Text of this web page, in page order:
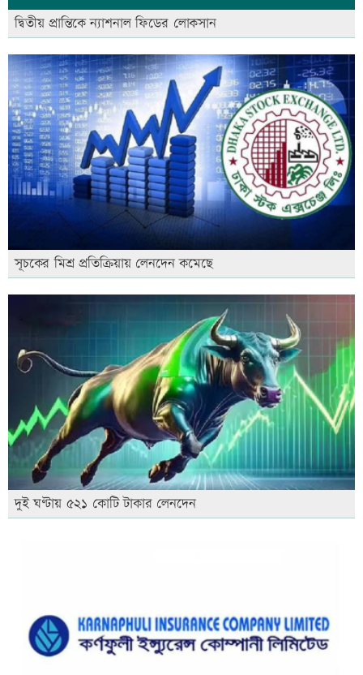
দ্বিতীয় প্রান্তিকে ন্যাশনাল ফিডের লোকসান
সূচকের মিশ্র প্রতিক্রিয়ায় লেনদেন কমেছে
দুই ঘণ্টায় ৫২১ কোটি টাকার লেনদেন